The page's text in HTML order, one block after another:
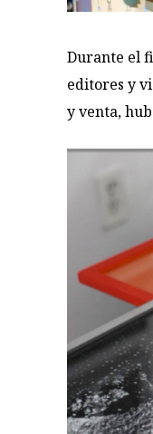
Durante el
editores y
y venta,